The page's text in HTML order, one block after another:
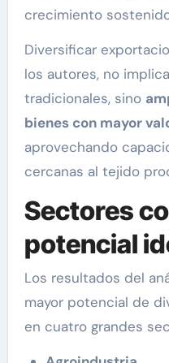
crecimiento
Diversificar
los autores, no
tradicionales, sino
bienes con mayor
aprovechando
cercanas al tejido
Sectores
potencial
Los resultados del
mayor potencial de
en cuatro grandes